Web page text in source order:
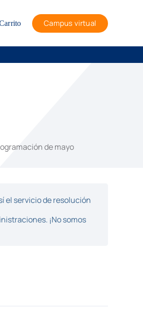
Campus virtual
de mayo
el servicio de resolución
¡No somos